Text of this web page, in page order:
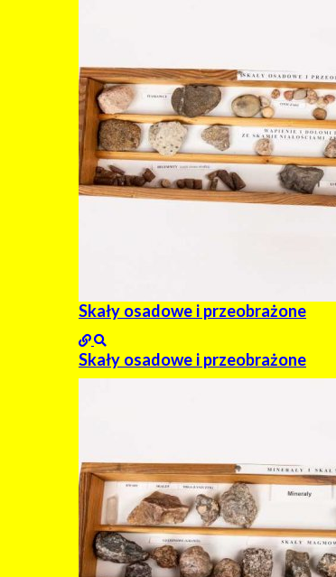
Skały osadowe i przeobrażone
Skały osadowe i przeobrażone